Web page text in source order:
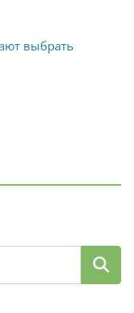
выбрать